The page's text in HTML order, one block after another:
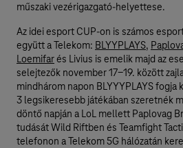
műszaki vezérigazgató-helyettese.
Az idei esport CUP-on is számos
együtt a Telekom: BLYYPLAYS,
Loemifarés Livius is emelik majd az
selejtezők november 17-19. között
mindhárom napon BLYYYPLAYS fogja
3 legsikeresebb játékában szeretnék
döntő napján a LoL mellett Paplovag
tudását Wild Riftben és Teamfight
telefonon a Telekom 5G hálózatán